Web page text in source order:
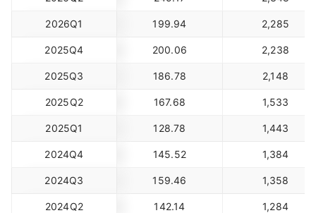
2026Q1 199.94 2,285
2025Q4 200.06 2,238
2025Q3 186.78 2,148
2025Q2 167.68 1,533
2025Q1 128.78 1,443
2024Q4 145.52 1,384
2024Q3 159.46 1,358
2024Q2 142.14 1,284